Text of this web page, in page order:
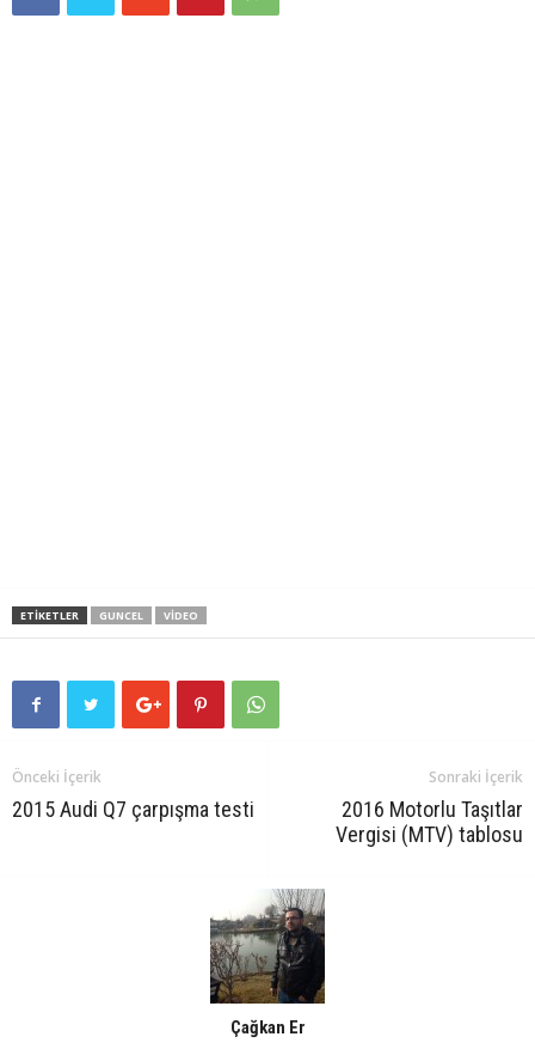
ETIKETLER GUNCEL VIDEO
Önceki İçerik
2015 Audi Q7 çarpışma testi
Sonraki İçerik
2016 Motorlu Taşıtlar
Vergisi (MTV) tablosu
Çağkan Er